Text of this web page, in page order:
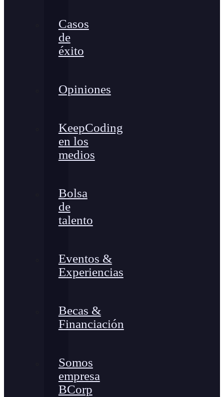
Casos
de
éxito
Opiniones
KeepCoding
en los
medios
Bolsa
de
talento
Eventos &
Experiencias
Becas &
Financiación
Somos
empresa
BCorp